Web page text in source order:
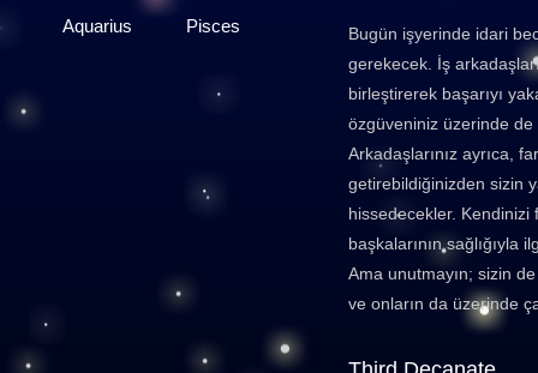
Aquarius Pisces
Bugün işyerinde idari
gerekecek. İş
birleştirerek başarıyı
özgüveniniz üzerinde
Arkadaşlarınız ayrıca,
getirebildiğinizden sizin
hissedecekler.
başkalarının sağlığıyla
Ama unutmayın; sizin de
ve onların da üzerinde